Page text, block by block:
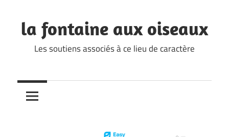
to
content
la fontaine aux oiseaux
Les soutiens associés à ce lieu de caractère